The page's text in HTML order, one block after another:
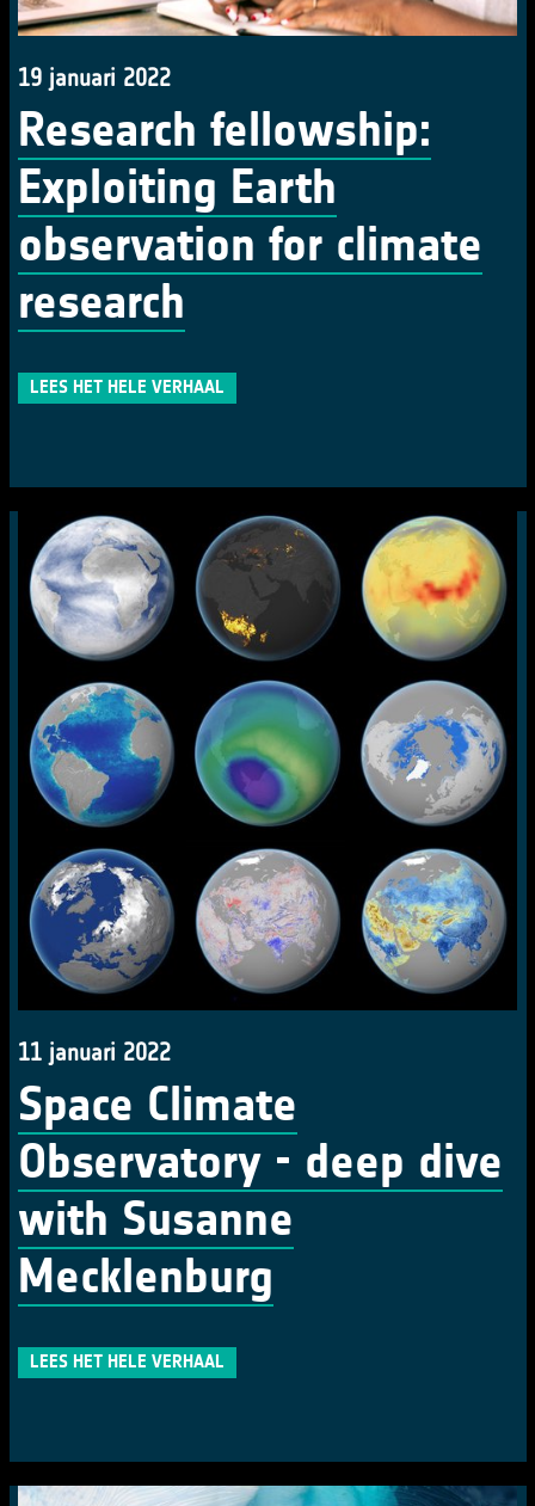
19 januari 2022
Research fellowship:
Exploiting Earth
observation for climate
research
LEES HET HELE VERHAAL
11 januari 2022
Space Climate
Observatory - deep dive
with Susanne
Mecklenburg
LEES HET HELE VERHAAL